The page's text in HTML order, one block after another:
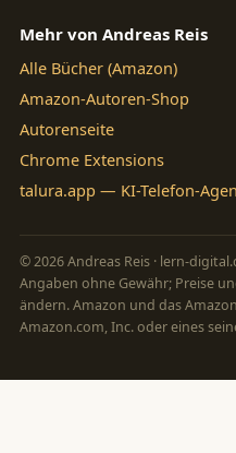
Mehr von Andreas Reis
Alle Bücher (Amazon)
Amazon-Autoren-Shop
Autorenseite
Chrome Extensions
talura.app — KI-Telefon-
© 2026 Andreas Reis · lern-
Angaben ohne Gewähr; Preise
ändern. Amazon und das
Amazon.com, Inc. oder eines